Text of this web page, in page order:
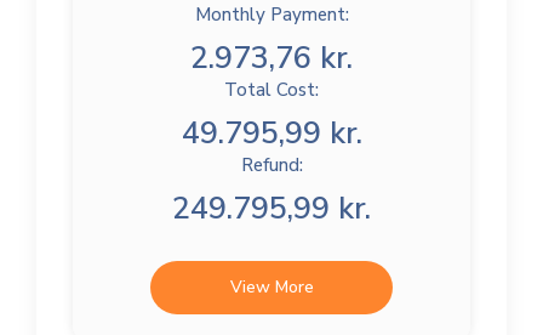
Monthly Payment:
2.973,76 kr.
Total Cost:
49.795,99 kr.
Refund:
249.795,99 kr.
View More